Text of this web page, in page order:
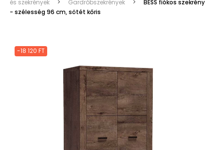
és szekrények
Gardróbszekrények
BESS fiókos szekrény
- szélesség 96 cm, sötét kőris
-18 120 FT